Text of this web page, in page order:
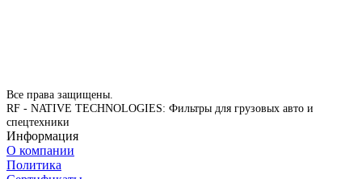
Все права защищены.
RF - NATIVE TECHNOLOGIES: Фильтры для грузовых авто и
спецтехники
Информация
О компании
Политика